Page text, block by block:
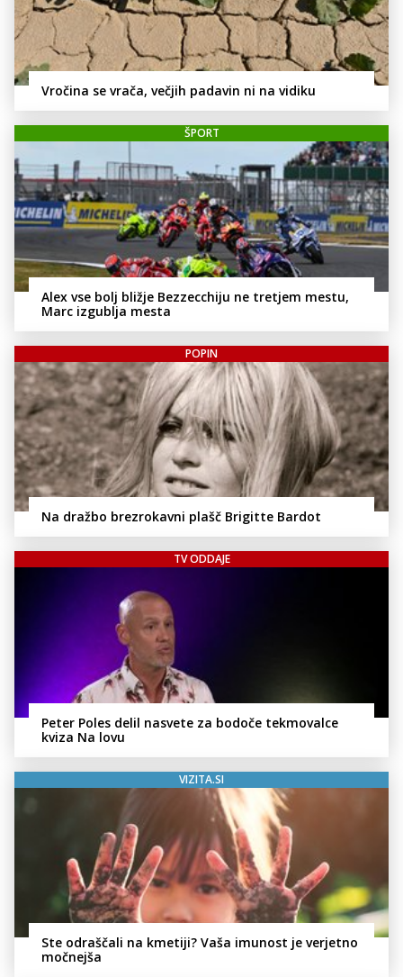
Vročina se vrača, večjih padavin ni na vidiku
ŠPORT
Alex vse bolj bližje Bezzecchiju ne tretjem mestu,
Marc izgublja mesta
POPIN
Na dražbo brezrokavni plašč Brigitte Bardot
TV ODDAJE
Peter Poles delil nasvete za bodoče tekmovalce
kviza Na lovu
VIZITA.SI
Ste odraščali na kmetiji? Vaša imunost je verjetno
močnejša